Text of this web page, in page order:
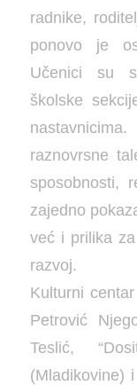
radnike,
ponovo je
Učenici su
školske
raznovrsne
sposobnosti,
zajedno
već i prilika
razvoj.
Kulturni
Petrović
Teslić,
(Mladikovine)